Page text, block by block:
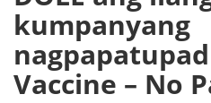
kumpanyang
Vaccine – No